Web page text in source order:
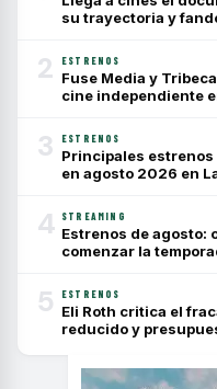
su trayectoria y
2 ESTRENOS
Fuse Media y
cine independiente
3 ESTRENOS
Principales estrenos
en agosto 2026 en
4 STREAMING
Estrenos de agosto:
comenzar la
5 ESTRENOS
Eli Roth critica el
reducido y